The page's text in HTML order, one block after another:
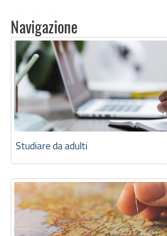
Navigazione
Studiare da adulti